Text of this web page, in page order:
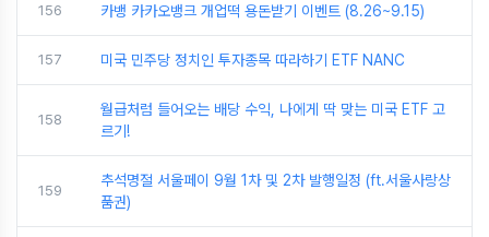
156 카뱅 카카오뱅크 개업떡 용돈받기 이벤트 (8.26~9.15)
157 미국 민주당 정치인 투자종목 따라하기 ETF NANC
158
월급처럼 들어오는 배당 수익, 나에게 딱 맞는 미국 ETF 고
르기!
159
추석명절 서울페이 9월 1차 및 2차 발행일정 (ft.서울사랑상
품권)